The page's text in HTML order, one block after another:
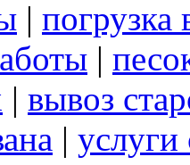
| погрузка
|
| вывоз
| услуги